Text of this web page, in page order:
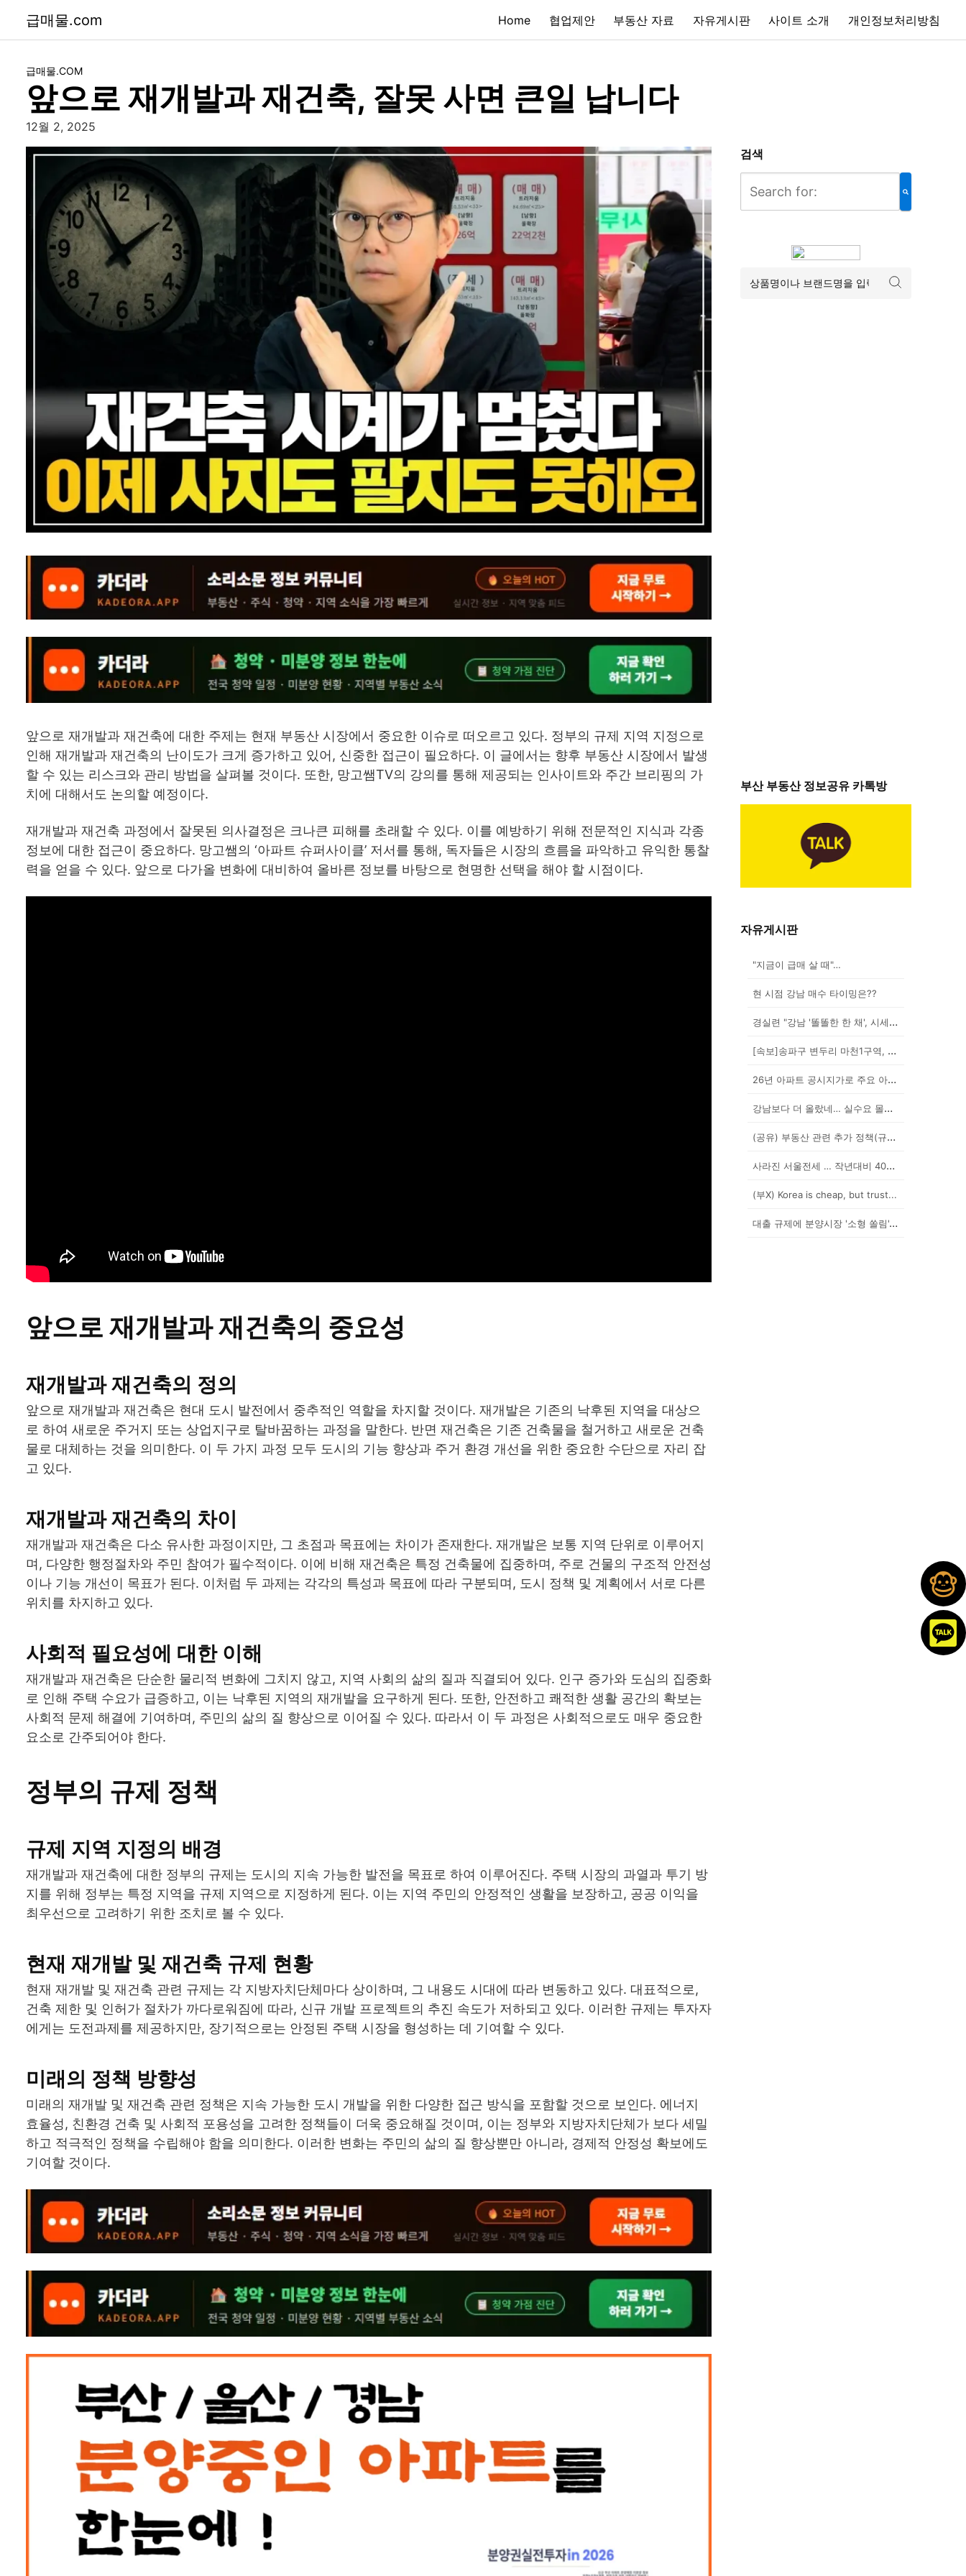
급매물.com Home 협업제안 부동산 자료 자유게시판 사이트 소개 개인정보처리방침
급매물.COM
앞으로 재개발과 재건축, 잘못 사면 큰일 납니다
12월 2, 2025
앞으로 재개발과 재건축에 대한 주제는 현재 부동산 시장에서 중요한 이슈로 떠오르고 있다. 정부의 규제 지역 지정으로
인해 재개발과 재건축의 난이도가 크게 증가하고 있어, 신중한 접근이 필요하다. 이 글에서는 향후 부동산 시장에서 발생
할 수 있는 리스크와 관리 방법을 살펴볼 것이다. 또한, 망고쌤TV의 강의를 통해 제공되는 인사이트와 주간 브리핑의 가
치에 대해서도 논의할 예정이다.
재개발과 재건축 과정에서 잘못된 의사결정은 크나큰 피해를 초래할 수 있다. 이를 예방하기 위해 전문적인 지식과 각종
정보에 대한 접근이 중요하다. 망고쌤의 ‘아파트 슈퍼사이클’ 저서를 통해, 독자들은 시장의 흐름을 파악하고 유익한 통찰
력을 얻을 수 있다. 앞으로 다가올 변화에 대비하여 올바른 정보를 바탕으로 현명한 선택을 해야 할 시점이다.
앞으로 재개발과 재건축의 중요성
재개발과 재건축의 정의
앞으로 재개발과 재건축은 현대 도시 발전에서 중추적인 역할을 차지할 것이다. 재개발은 기존의 낙후된 지역을 대상으
로 하여 새로운 주거지 또는 상업지구로 탈바꿈하는 과정을 말한다. 반면 재건축은 기존 건축물을 철거하고 새로운 건축
물로 대체하는 것을 의미한다. 이 두 가지 과정 모두 도시의 기능 향상과 주거 환경 개선을 위한 중요한 수단으로 자리 잡
고 있다.
재개발과 재건축의 차이
재개발과 재건축은 다소 유사한 과정이지만, 그 초점과 목표에는 차이가 존재한다. 재개발은 보통 지역 단위로 이루어지
며, 다양한 행정절차와 주민 참여가 필수적이다. 이에 비해 재건축은 특정 건축물에 집중하며, 주로 건물의 구조적 안전성
이나 기능 개선이 목표가 된다. 이처럼 두 과제는 각각의 특성과 목표에 따라 구분되며, 도시 정책 및 계획에서 서로 다른
위치를 차지하고 있다.
사회적 필요성에 대한 이해
재개발과 재건축은 단순한 물리적 변화에 그치지 않고, 지역 사회의 삶의 질과 직결되어 있다. 인구 증가와 도심의 집중화
로 인해 주택 수요가 급증하고, 이는 낙후된 지역의 재개발을 요구하게 된다. 또한, 안전하고 쾌적한 생활 공간의 확보는
사회적 문제 해결에 기여하며, 주민의 삶의 질 향상으로 이어질 수 있다. 따라서 이 두 과정은 사회적으로도 매우 중요한
요소로 간주되어야 한다.
정부의 규제 정책
규제 지역 지정의 배경
재개발과 재건축에 대한 정부의 규제는 도시의 지속 가능한 발전을 목표로 하여 이루어진다. 주택 시장의 과열과 투기 방
지를 위해 정부는 특정 지역을 규제 지역으로 지정하게 된다. 이는 지역 주민의 안정적인 생활을 보장하고, 공공 이익을
최우선으로 고려하기 위한 조치로 볼 수 있다.
현재 재개발 및 재건축 규제 현황
현재 재개발 및 재건축 관련 규제는 각 지방자치단체마다 상이하며, 그 내용도 시대에 따라 변동하고 있다. 대표적으로,
건축 제한 및 인허가 절차가 까다로워짐에 따라, 신규 개발 프로젝트의 추진 속도가 저하되고 있다. 이러한 규제는 투자자
에게는 도전과제를 제공하지만, 장기적으로는 안정된 주택 시장을 형성하는 데 기여할 수 있다.
미래의 정책 방향성
미래의 재개발 및 재건축 관련 정책은 지속 가능한 도시 개발을 위한 다양한 접근 방식을 포함할 것으로 보인다. 에너지
효율성, 친환경 건축 및 사회적 포용성을 고려한 정책들이 더욱 중요해질 것이며, 이는 정부와 지방자치단체가 보다 세밀
하고 적극적인 정책을 수립해야 함을 의미한다. 이러한 변화는 주민의 삶의 질 향상뿐만 아니라, 경제적 안정성 확보에도
기여할 것이다.
검색
부산 부동산 정보공유 카톡방
자유게시판
"지금이 급매 살 때"…
현 시점 강남 매수 타이밍은??
경실련 "강남 '똘똘한 한 채', 시세 차익 102억인...
[속보]송파구 변두리 마천1구역, 49층 랜드마크로 날...
26년 아파트 공시지가로 주요 아파트 보유세 시뮬레이션...
강남보다 더 올랐네… 실수요 몰린 이곳은?
(공유) 부동산 관련 추가 정책(규제) 발표 예상됩니다...
사라진 서울전세 … 작년대비 40% '뚝'
(부X) Korea is cheap, but trust...
대출 규제에 분양시장 '소형 쏠림'…20평 이하 경쟁률...